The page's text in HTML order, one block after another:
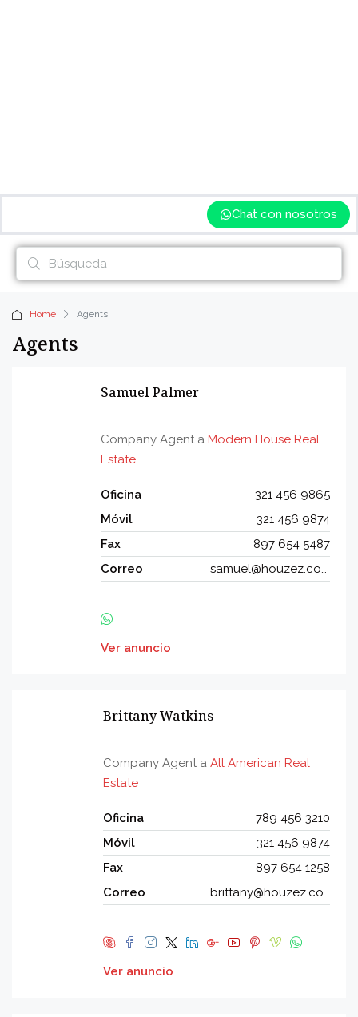
Chat con nosotros
Home Agents
Agents
Samuel Palmer
Company Agent a Modern House Real
Estate
Oficina
321 456 9865
Móvil
321 456 9874
Fax
897 654 5487
Correo
samuel@houzez.com
Ver anuncio
Brittany Watkins
Company Agent a All American Real
Estate
Oficina
789 456 3210
Móvil
321 456 9874
Fax
897 654 1258
Correo
brittany@houzez.com
Ver anuncio